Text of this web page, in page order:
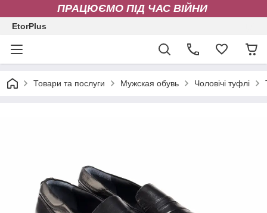
ПРАЦЮЄМО ПІД ЧАС ВІЙНИ
EtorPlus
Товари та послуги Мужская обувь Чоловічі туфлі